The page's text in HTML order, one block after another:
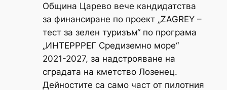
Община Царево вече кандидатства
за финансиране по проект „ZAGREY –
тест за зелен туризъм“ по програма
„ИНТЕРРРЕГ Средиземно море“
2021-2027, за надстрояване на
сградата на кметство Лозенец.
Дейностите са само част от пилотния